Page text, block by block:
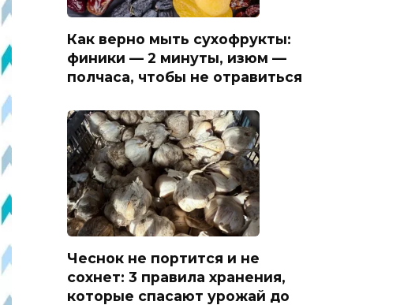
Как верно мыть сухофрукты:
финики — 2 минуты, изюм —
полчаса, чтобы не отравиться
Чеснок не портится и не
сохнет: 3 правила хранения,
которые спасают урожай до